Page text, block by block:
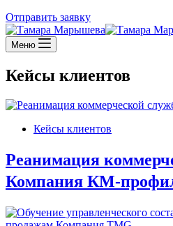
Отправить заявку
Меню
Кейсы клиентов
Кейсы клиентов
Реанимация
Компания КМ-